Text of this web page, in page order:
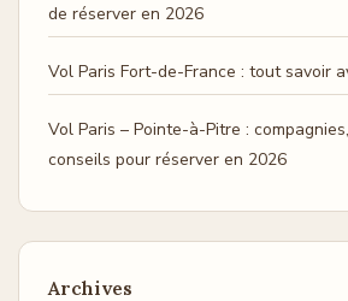
de réserver en 2026
Vol Paris Fort-de-France : tout savoir
Vol Paris – Pointe-à-Pitre :
conseils pour réserver en 2026
Archives